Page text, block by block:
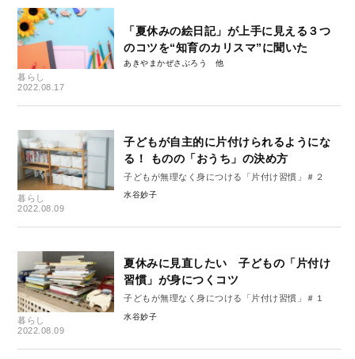
暮らし
2022.08.17
「夏休みの絵日記」が上手に見える３つ
のコツを“知育のカリスマ”に聞いた
あきやまかぜさぶろう
暮らし
2022.08.09
子どもが自主的に片付けられるようにな
る！ ものの「おうち」の決め方
子どもが無理なく身につける「片付け習慣」＃２
水谷妙子
暮らし
2022.08.09
夏休みに見直したい 子どもの「片付け
習慣」が身につくコツ
子どもが無理なく身につける「片付け習慣」＃１
水谷妙子